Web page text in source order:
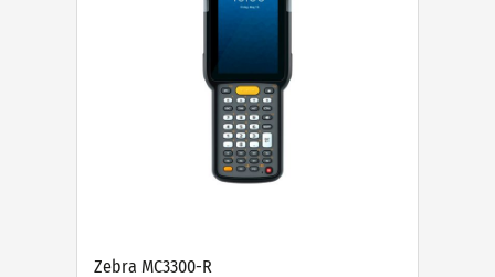
Zebra MC3300-R